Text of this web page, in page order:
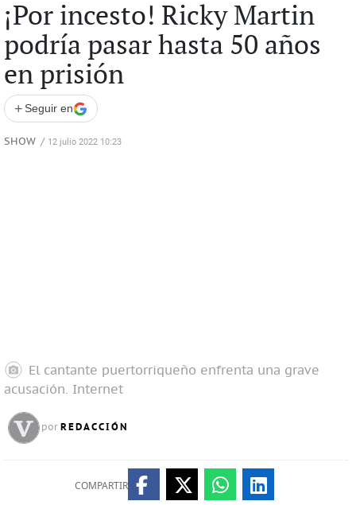
¡Por incesto! Ricky Martin
podría pasar hasta 50 años
en prisión
+ Seguir en
SHOW / 12 julio 2022 10:23
El cantante puertorriqueño enfrenta una grave
acusación. Internet
por REDACCIÓN
COMPARTIR